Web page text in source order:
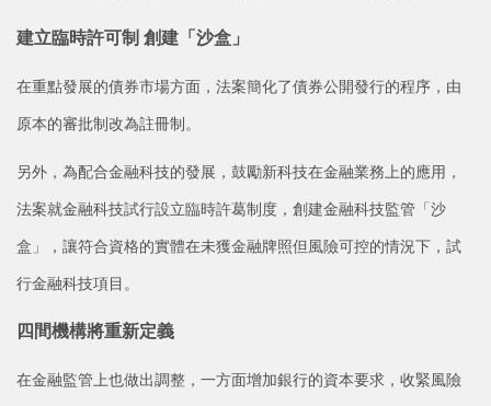
建立臨時許可制 創建「沙盒」
在重點發展的債券市場方面，法案簡化了債券公開發行的程序，由
原本的審批制改為註冊制。
另外，為配合金融科技的發展，鼓勵新科技在金融業務上的應用，
法案就金融科技試行設立臨時許葛制度，創建金融科技監管「沙
盒」，讓符合資格的實體在未獲金融牌照但風險可控的情況下，試
行金融科技項目。
四間機構將重新定義
在金融監管上也做出調整，一方面增加銀行的資本要求，收緊風險